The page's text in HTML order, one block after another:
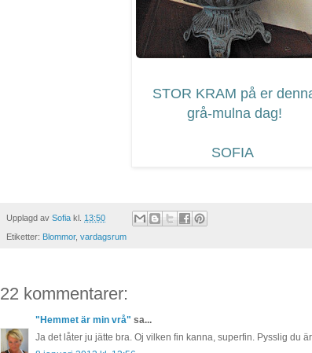
STOR KRAM på er
grå-mulna dag!
SOFIA
Upplagd av Sofia kl. 13:50
Etiketter: Blommor, vardagsrum
22 kommentarer:
"Hemmet är min vrå" sa...
Ja det låter ju jätte bra. Oj vilken fin kanna, superfin. Pysslig du